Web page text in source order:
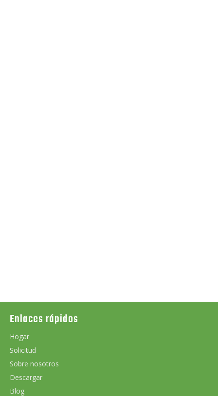
Enlaces rápidos
Hogar
Solicitud
Sobre nosotros
Descargar
Blog